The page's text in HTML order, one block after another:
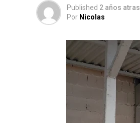
Published 2 años atras
Por Nicolas